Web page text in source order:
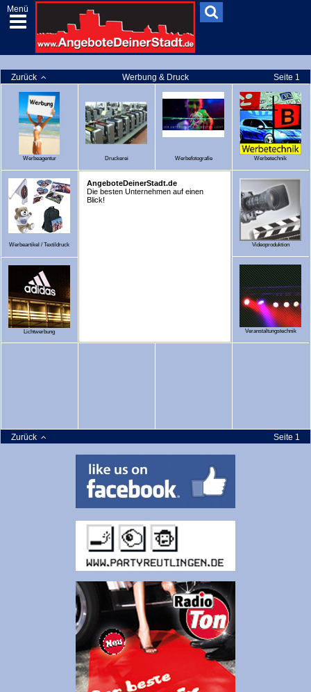
Menü
Zurück Werbung & Druck Seite 1
Werbeagentur Druckerei Werbefotografie Werbetechnik
Werbeartikel / Textildruck
AngeboteDeinerStadt.de
Die besten Unternehmen auf einen
Blick!
Videoproduktion
Lichtwerbung Veranstaltungstechnik
Zurück Seite 1